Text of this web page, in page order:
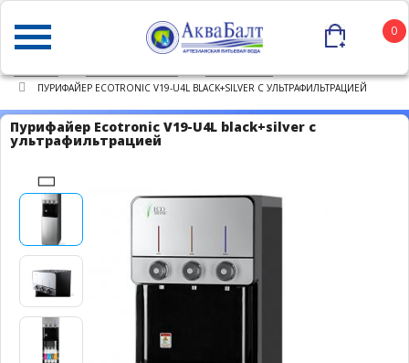
0
ПУРИФАЙЕР ECOTRONIC V19-U4L BLACK+SILVER С УЛЬТРАФИЛЬТРАЦИЕЙ
Пурифайер Ecotronic V19-U4L black+silver с
ультрафильтрацией